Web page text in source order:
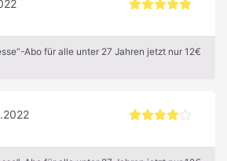
Abo für alle unter 27 Jahren jetzt nur 12€